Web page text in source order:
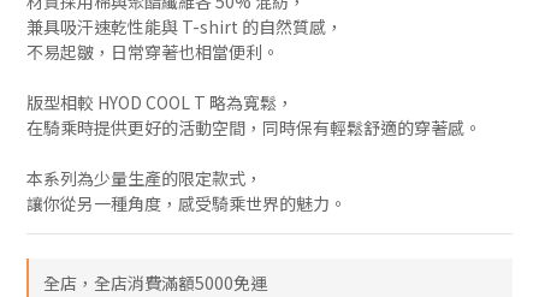
兼具吸汗速乾性能與 T-shirt 的自然質感，
不易起皺，日常穿著也相當便利。
版型相較 HYOD COOL T 略為寬鬆，
在騎乘時提供更好的活動空間，同時保有輕鬆舒適的穿著感。
本系列為少量生產的限定款式，
讓你從另一種角度，感受騎乘世界的魅力。
全店，全店消費滿額5000免運